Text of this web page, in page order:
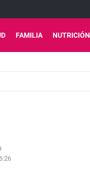
FAMILIA NUTRICIÓN